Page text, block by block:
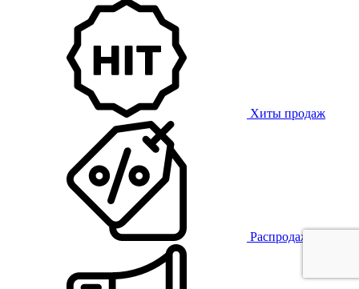
Хиты продаж
Распродажа